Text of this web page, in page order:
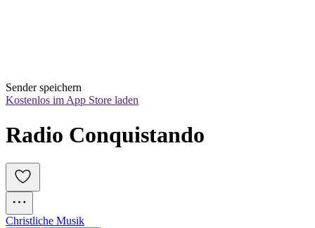
Sender speichern
Kostenlos im App Store laden
Radio Conquistando
Christliche Musik